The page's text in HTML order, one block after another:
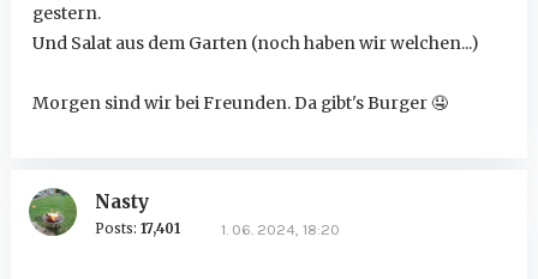
gestern.
Und Salat aus dem Garten (noch haben wir welchen...)
Morgen sind wir bei Freunden. Da gibt's Burger🤤
Nasty
Posts: 17,401 1. 06. 2024, 18:20